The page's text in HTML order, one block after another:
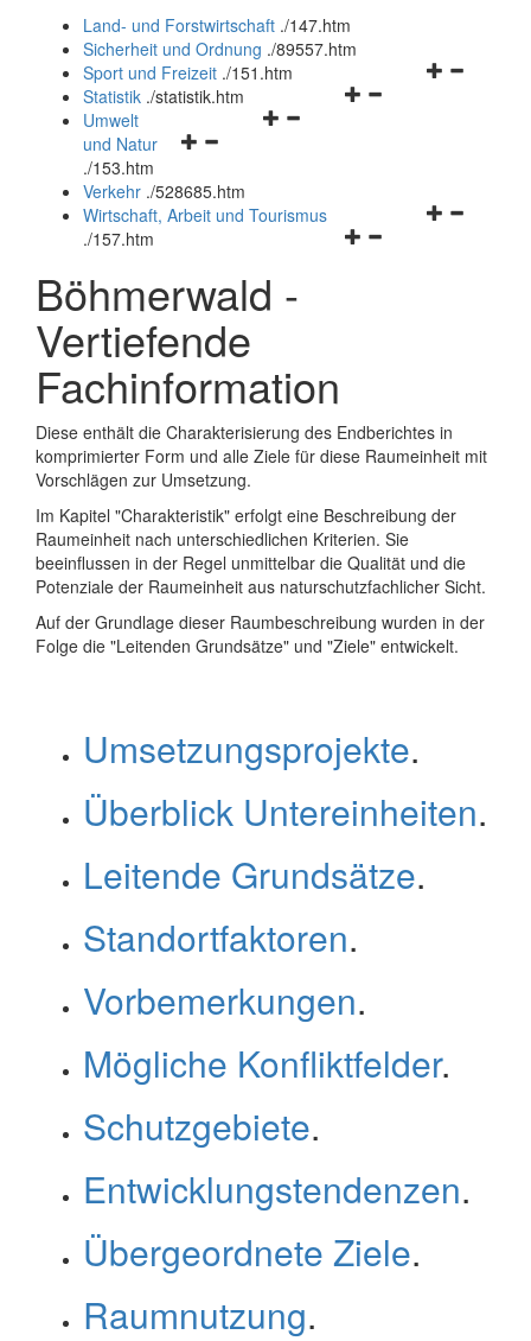
und
schließen
Land- und Forstwirtschaft ./147.htm
Sicherheit und Ordnung ./89557.htm
Navigationsmenü
Sport und Freizeit ./151.htm
Navigationsmenü
Statistik ./statistik.htm
Navigationsmenü
und
schließen
Umwelt
und Natur
./153.htm
Verkehr ./528685.htm
Navigationsmenü
Wirtschaft, Arbeit und Tourismus
./157.htm
Böhmerwald -
Vertiefende
Fachinformation
Diese enthält die Charakterisierung des Endberichtes in
komprimierter Form und alle Ziele für diese Raumeinheit mit
Vorschlägen zur Umsetzung.
Im Kapitel "Charakteristik" erfolgt eine Beschreibung der
Raumeinheit nach unterschiedlichen Kriterien. Sie
beeinflussen in der Regel unmittelbar die Qualität und die
Potenziale der Raumeinheit aus naturschutzfachlicher Sicht.
Auf der Grundlage dieser Raumbeschreibung wurden in der
Folge die "Leitenden Grundsätze" und "Ziele" entwickelt.
Umsetzungsprojekte.
Überblick Untereinheiten.
Leitende Grundsätze.
Standortfaktoren.
Vorbemerkungen.
Mögliche Konfliktfelder.
Schutzgebiete.
Entwicklungstendenzen.
Übergeordnete Ziele.
Raumnutzung.